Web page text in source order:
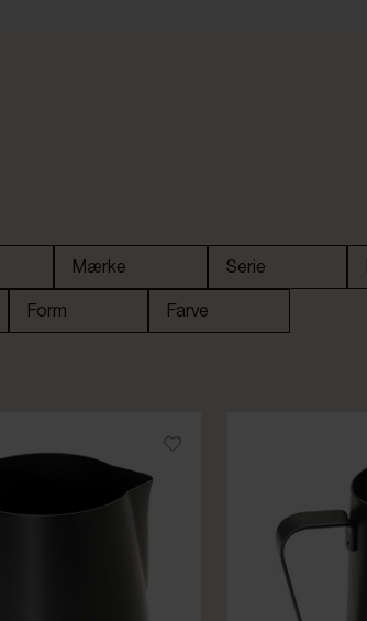
Mærke Serie
Form Farve